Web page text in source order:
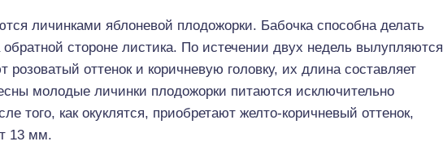
личинками яблоневой плодожорки. Бабочка способна делать
обратной стороне листика. По истечении двух недель вылупляются
розоватый оттенок и коричневую головку, их длина составляет
молодые личинки плодожорки питаются исключительно
того, как окуклятся, приобретают желто-коричневый оттенок,
13 мм.